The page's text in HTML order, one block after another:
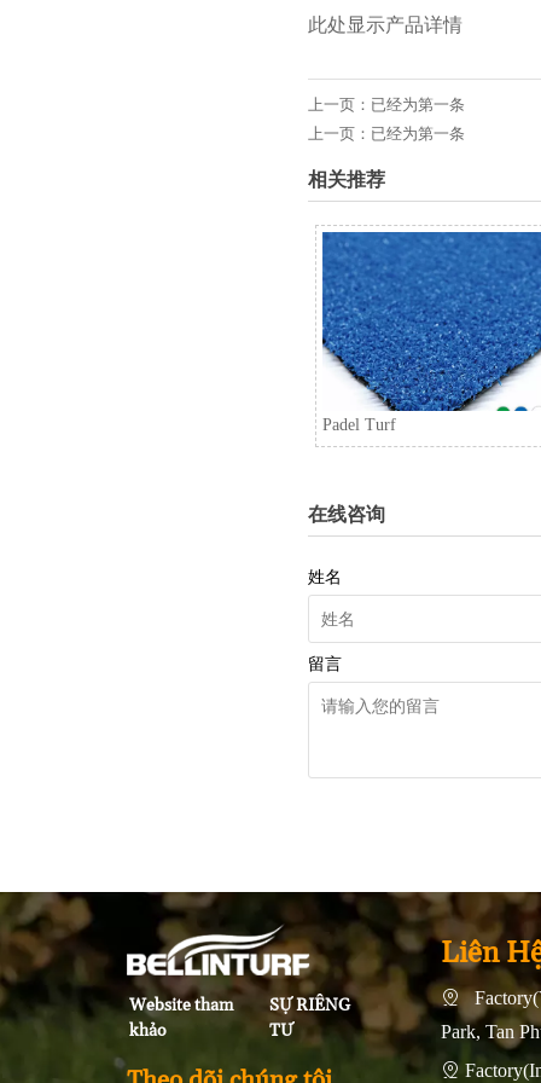
此处显示产品详情
上一页：已经为第一条
上一页：已经为第一条
相关推荐
Padel Turf
在线咨询
姓名
留言
Website tham
khảo
SỰ RIÊNG
TƯ
Liên

Park, Tan
